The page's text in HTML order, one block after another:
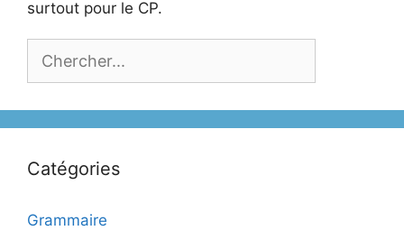
surtout pour le CP.
Catégories
Grammaire